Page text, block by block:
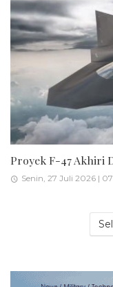
Proyek F-47 Akhiri
Senin, 27 Juli 2026 |